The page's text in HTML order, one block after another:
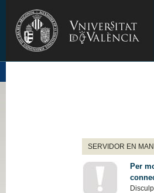
SERVIDOR EN
Per